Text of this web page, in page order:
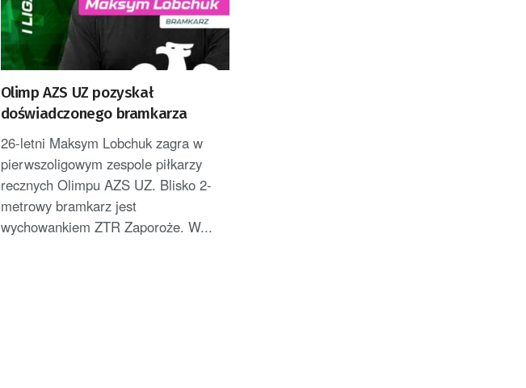
Olimp AZS UZ pozyskał
doświadczonego bramkarza
26-letni Maksym Lobchuk zagra w
pierwszoligowym zespole piłkarzy
recznych Olimpu AZS UZ. Blisko 2-
metrowy bramkarz jest
wychowankiem ZTR Zaporoże. W...